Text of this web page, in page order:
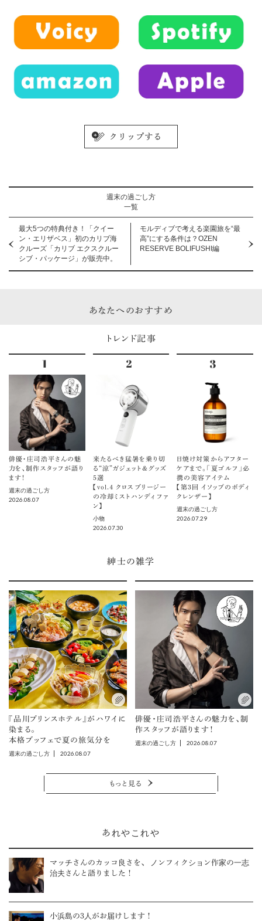
週末の過ごし方
一覧
最大5つの特典付き！「クイー
ン・エリザベス」初のカリブ海
クルーズ「カリブ エクスクルー
シブ・パッケージ」が販売中。
モルディブで考える楽園旅を“最
高”にする条件は？OZEN
RESERVE BOLIFUSHI編
あなたへのおすすめ
トレンド記事
俳優・庄司浩平さんの魅
力を、制作スタッフが語り
ます！
週末の過ごし方
2026.08.07
来たるべき猛暑を乗り切
る“涼”ガジェット＆グッズ
5選
【vol.４ クロスブリージー
の冷却ミストハンディファ
ン】
小物
2026.07.30
日焼け対策からアフター
ケアまで。「夏ゴルフ」必
携の美容アイテム
【第3回 イソップのボディ
クレンザー】
週末の過ごし方
2026.07.29
紳士の雑学
『品川プリンスホテル』がハワイに
染まる。
本格ブッフェで夏の旅気分を
週末の過ごし方 2026.08.07
俳優・庄司浩平さんの魅力を、制
作スタッフが語ります！
週末の過ごし方 2026.08.07
もっと見る
あれやこれや
マッチさんのカッコ良さを、 ノンフィクション作家の一志
治夫さんと語りました！
小浜島の3人がお届けします！